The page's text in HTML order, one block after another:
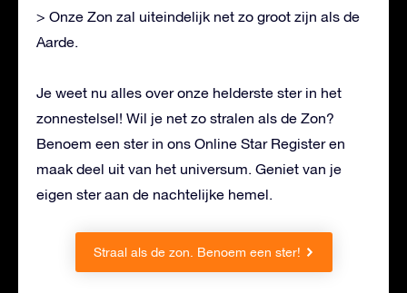
> Onze Zon zal uiteindelijk net zo groot zijn als de
Aarde.
Je weet nu alles over onze helderste ster in het
zonnestelsel! Wil je net zo stralen als de Zon?
Benoem een ster in ons Online Star Register en
maak deel uit van het universum. Geniet van je
eigen ster aan de nachtelijke hemel.
Straal als de zon. Benoem een ster!